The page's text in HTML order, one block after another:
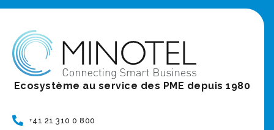
Ecosystème au service des PME depuis 1980
+41 21 310 0 800